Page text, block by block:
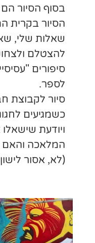
נהנו.
עם
עם זמן
עם
עם האמא אם
אני אוהבת
שיהיה שמח
בקרית
לישון כאן
לנמנם).